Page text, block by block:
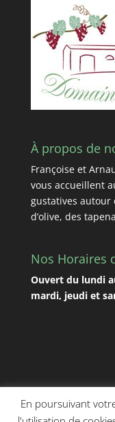
À propos de
Françoise et
vous accueillent
gustatives autour
d’olive, des
Nos Horaires
Ouvert du lundi
mardi, jeudi et
En poursuivant